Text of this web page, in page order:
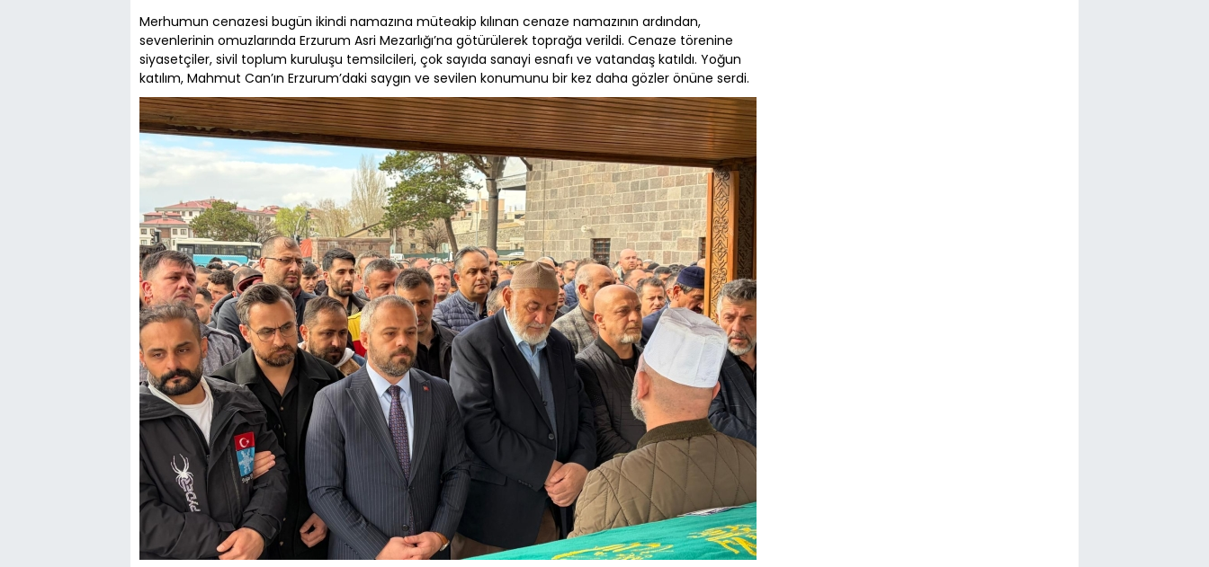
Merhumun cenazesi bugün ikindi namazına müteakip kılınan cenaze namazının ardından,
sevenlerinin omuzlarında Erzurum Asri Mezarlığı’na götürülerek toprağa verildi. Cenaze törenine
siyasetçiler, sivil toplum kuruluşu temsilcileri, çok sayıda sanayi esnafı ve vatandaş katıldı. Yoğun
katılım, Mahmut Can’ın Erzurum’daki saygın ve sevilen konumunu bir kez daha gözler önüne serdi.